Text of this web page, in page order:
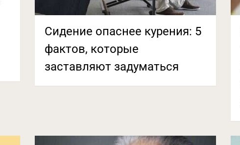
Сидение опаснее курения: 5
фактов, которые
заставляют задуматься